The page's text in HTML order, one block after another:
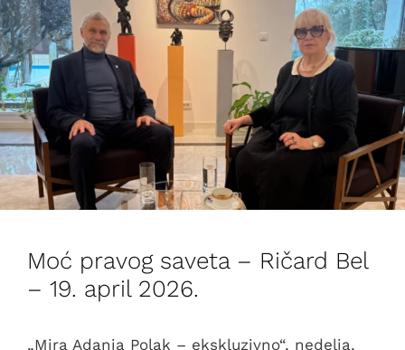
Moć pravog saveta – Ričard Bel
– 19. april 2026.
„Mira Adanja Polak – ekskluzivno“, nedelja,